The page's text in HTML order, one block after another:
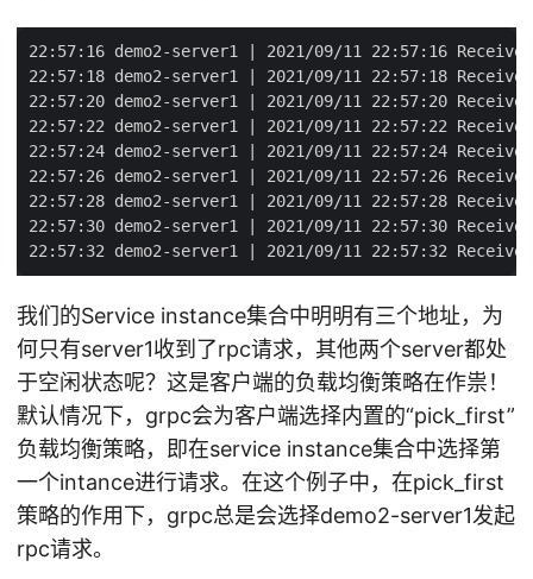
我们的Service instance集合中明明有三个地址，为
何只有server1收到了rpc请求，其他两个server都处
于空闲状态呢？这是客户端的负载均衡策略在作祟！
默认情况下，grpc会为客户端选择内置的“pick_first”
负载均衡策略，即在service instance集合中选择第
一个intance进行请求。在这个例子中，在pick_first
策略的作用下，grpc总是会选择demo2-server1发起
rpc请求。